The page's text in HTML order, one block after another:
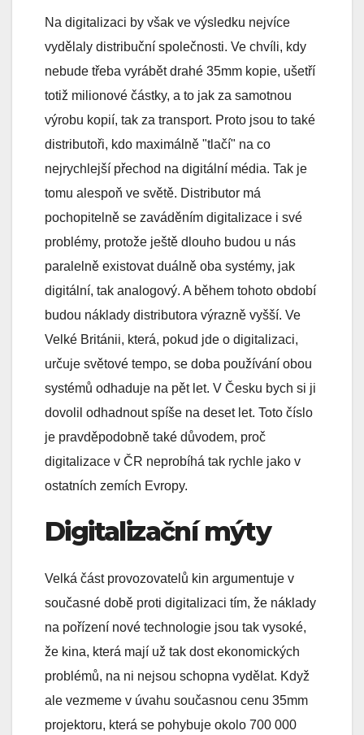
Na digitalizaci by však ve výsledku nejvíce
vydělaly distribuční společnosti. Ve chvíli, kdy
nebude třeba vyrábět drahé 35mm kopie, ušetří
totiž milionové částky, a to jak za samotnou
výrobu kopií, tak za transport. Proto jsou to také
distributoři, kdo maximálně "tlačí" na co
nejrychlejší přechod na digitální média. Tak je
tomu alespoň ve světě. Distributor má
pochopitelně se zaváděním digitalizace i své
problémy, protože ještě dlouho budou u nás
paralelně existovat duálně oba systémy, jak
digitální, tak analogový. A během tohoto období
budou náklady distributora výrazně vyšší. Ve
Velké Británii, která, pokud jde o digitalizaci,
určuje světové tempo, se doba používání obou
systémů odhaduje na pět let. V Česku bych si ji
dovolil odhadnout spíše na deset let. Toto číslo
je pravděpodobně také důvodem, proč
digitalizace v ČR neprobíhá tak rychle jako v
ostatních zemích Evropy.
Digitalizační mýty
Velká část provozovatelů kin argumentuje v
současné době proti digitalizaci tím, že náklady
na pořízení nové technologie jsou tak vysoké,
že kina, která mají už tak dost ekonomických
problémů, na ni nejsou schopna vydělat. Když
ale vezmeme v úvahu současnou cenu 35mm
projektoru, která se pohybuje okolo 700 000